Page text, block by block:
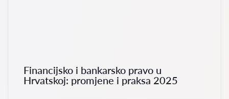
Financijsko i bankarsko pravo u
Hrvatskoj: promjene i praksa 2025